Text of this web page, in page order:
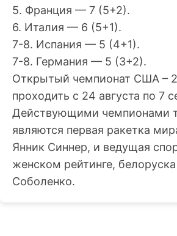
5. Франция — 7 (5+2).
6. Италия — 6 (5+1).
7-8. Испания — 5 (4+1).
7-8. Германия — 5 (3+2).
Открытый чемпионат США –
проходить с 24 августа по 7
Действующими чемпионами
являются первая ракетка
Янник Синнер, и ведущая
женском рейтинге,
Соболенко.